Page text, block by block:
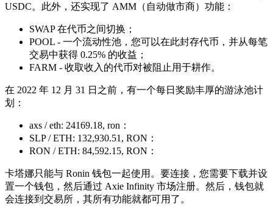
USDC。此外，还实现了 AMM（自动做市商）功能：
SWAP 在代币之间切换；
POOL - 一个流动性池，您可以在此封存代币，并从每笔
交易中获得 0.25% 的收益；
FARM - 收取收入的代币对被阻止用于耕作。
在 2022 年 12 月 31 日之前，有一个每日奖励丰厚的游泳池计
划：
axs / eth: 24169.18, ron：
SLP / ETH: 132,930.51, RON：
RON / ETH: 84,592.15, RON：
卡塔娜只能与 Ronin 钱包一起使用。要连接，您需要下载并设
置一个钱包，然后通过 Axie Infinity 市场注册。然后，钱包就
会连接到交易所，其所有功能就都可用了。